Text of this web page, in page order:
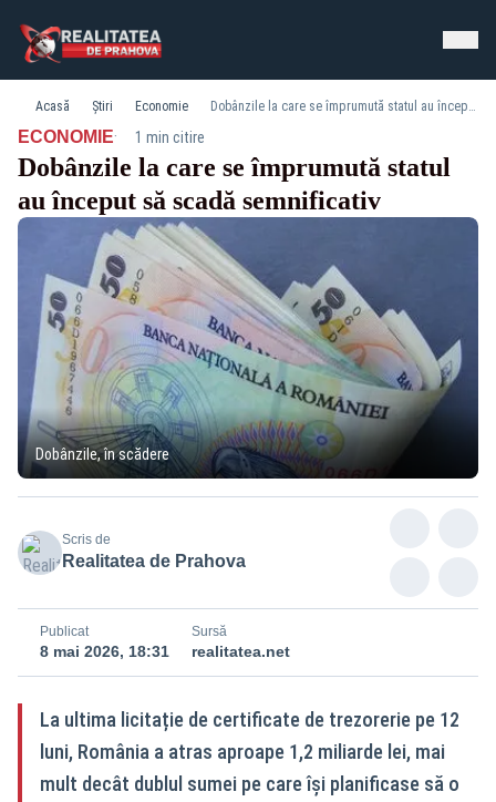
Acasă Știri Economie Dobânzile la care se împrumută statul au început să scadă semnificativ
ECONOMIE· 1 min citire
Dobânzile la care se împrumută statul
au început să scadă semnificativ
Dobânzile, în scădere
Scris de
Realitatea de Prahova
Publicat
8 mai 2026, 18:31
Sursă
realitatea.net
La ultima licitație de certificate de trezorerie pe 12
luni, România a atras aproape 1,2 miliarde lei, mai
mult decât dublul sumei pe care își planificase să o